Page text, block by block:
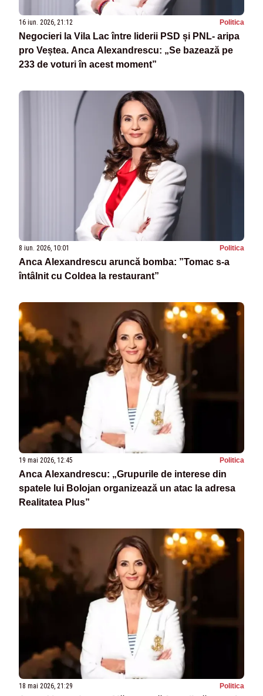
16 iun. 2026, 21:12 Politica
Negocieri la Vila Lac între liderii PSD și PNL- aripa
pro Veștea. Anca Alexandrescu: „Se bazează pe
233 de voturi în acest moment”
8 iun. 2026, 10:01 Politica
Anca Alexandrescu aruncă bomba: ”Tomac s-a
întâlnit cu Coldea la restaurant”
19 mai 2026, 12:45 Politica
Anca Alexandrescu: „Grupurile de interese din
spatele lui Bolojan organizează un atac la adresa
Realitatea Plus”
18 mai 2026, 21:29 Politica